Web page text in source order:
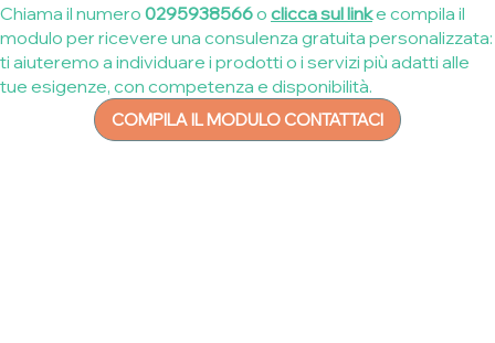
Chiama il numero 0295938566o clicca sul linke compila il
modulo per ricevere una consulenza gratuita personalizzata:
ti aiuteremo a individuare i prodotti o i servizi più adatti alle
tue esigenze, con competenza e disponibilità.
COMPILA IL MODULO CONTATTACI